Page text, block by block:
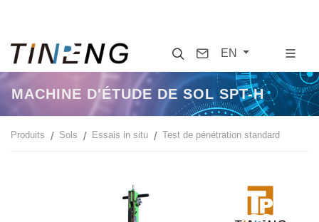
SearchContact
EN
MACHINE D'ÉTUDE DE SOL SPT-H
Produits Sols Essais in situ Test de pénétration standard